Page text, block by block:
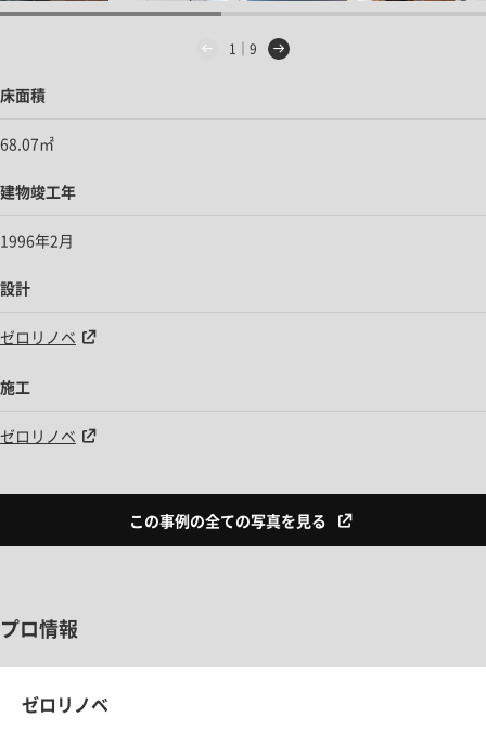
1｜9
床面積
68.07㎡
建物竣工年
1996年2月
設計
ゼロリノベ
施工
ゼロリノベ
この事例の全ての写真を見る
プロ情報
ゼロリノベ